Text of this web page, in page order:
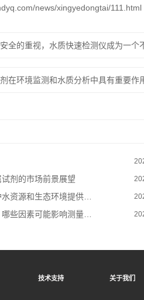
news/xingyedongtai/111.html
全的重视，水质快速检测仪成为一个
在环境监测和水质分析中具有重要作
剂的市场前景展望
和生态环境提供有力支持
素可能影响测量的有效性？
技术支持 关于我们